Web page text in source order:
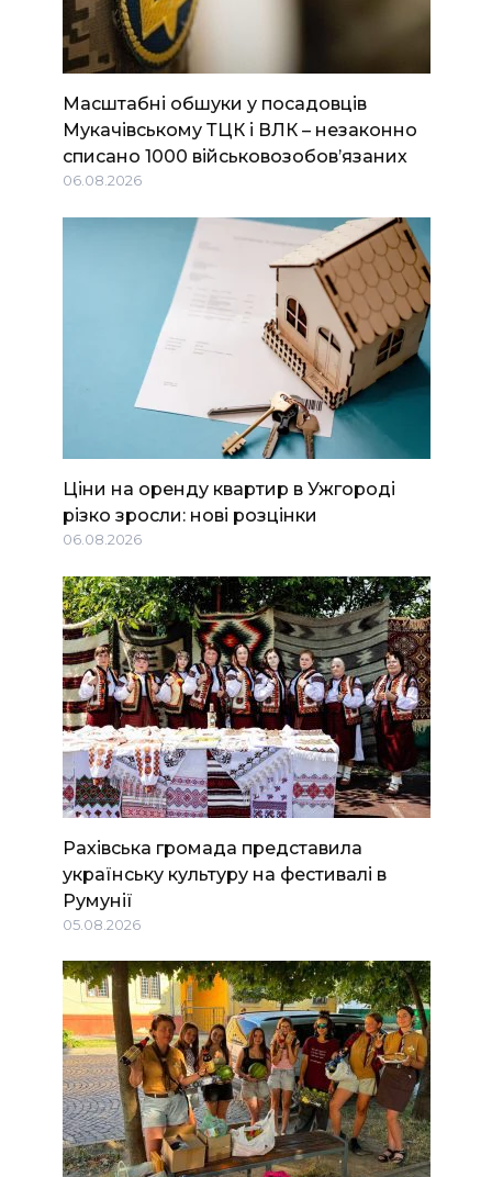
Масштабні обшуки у посадовців
Мукачівському ТЦК і ВЛК – незаконно
списано 1000 військовозобов’язаних
06.08.2026
Ціни на оренду квартир в Ужгороді
різко зросли: нові розцінки
06.08.2026
Рахівська громада представила
українську культуру на фестивалі в
Румунії
05.08.2026